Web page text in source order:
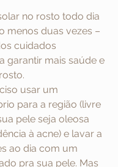
no rosto todo dia
menos duas vezes –
cuidados
garantir mais saúde e
usar um
para a região (livre
pele seja oleosa
à acne) e lavar a
ao dia com um
pra sua pele. Mas